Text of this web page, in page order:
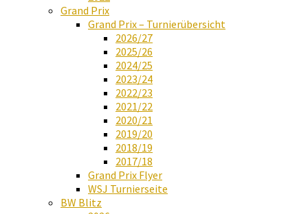
Grand Prix
Grand Prix – Turnierübersicht
2026/27
2025/26
2024/25
2023/24
2022/23
2021/22
2020/21
2019/20
2018/19
2017/18
Grand Prix Flyer
WSJ Turnierseite
BW Blitz